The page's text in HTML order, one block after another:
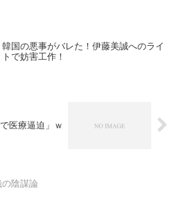
韓国の悪事がバレた！伊藤美誠へのライ
トで妨害工作！
医療逼迫」ｗ
陰謀論